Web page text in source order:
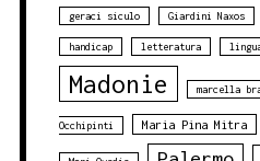
geraci siculo Giardini Naxos
handicap letteratura
Madonie marcella
Occhipinti Maria Pina Mitra